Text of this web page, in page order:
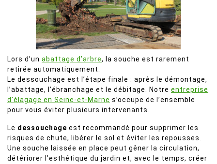
Lors d’un abattage d’arbre, la souche est rarement
retirée automatiquement.
Le dessouchage est l’étape finale : après le démontage,
l’abattage, l’ébranchage et le débitage. Notre entreprise
d'élagage en Seine-et-Marne s’occupe de l’ensemble
pour vous éviter plusieurs intervenants.
Le dessouchage est recommandé pour supprimer les
risques de chute, libérer le sol et éviter les repousses.
Une souche laissée en place peut gêner la circulation,
détériorer l’esthétique du jardin et, avec le temps, créer